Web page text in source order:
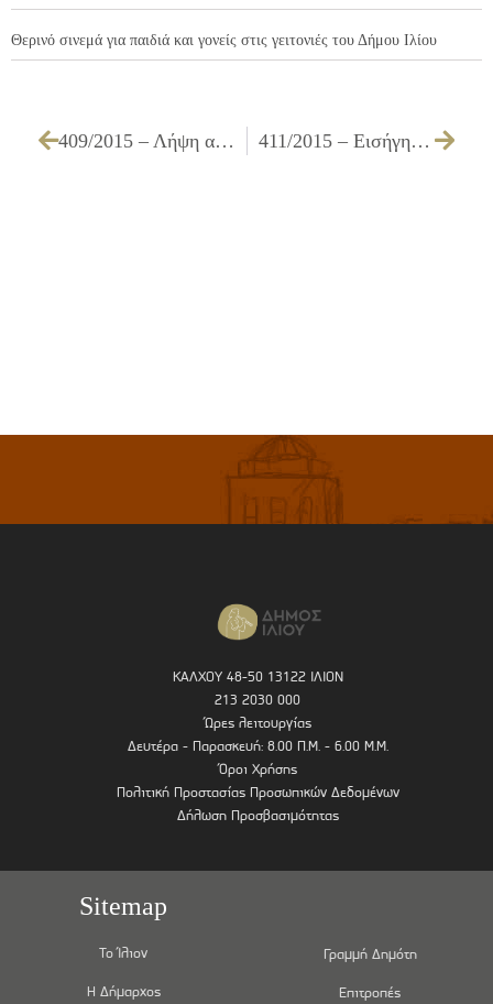
Θερινό σινεμά για παιδιά και γονείς στις γειτονιές του Δήμου Ιλίου
409/2015 – Λήψη απόφασης για την έγκριση πίστωσης και όρων διακήρυξης για τη δημοπράτηση κατασκευής του έργου «ΓΕΝΙΚΗ ΣΥΝΤΗΡΗΣΗ ΣΧΟΛΙΚΩΝ ΚΤΙΡΙΩΝ ΕΡΓ. Δ2/15» 411/2015 – Εισήγηση για την αποδέσμευση ποσού και την έγκριση πίστωσής του
ΚΑΛΧΟΥ 48-50 13122 ΙΛΙΟΝ
213 2030 000
Ώρες λειτουργίας
Δευτέρα - Παρασκευή: 8.00 Π.Μ. - 6.00 Μ.Μ.
Όροι Χρήσης
Πολιτική Προστασίας Προσωπικών Δεδομένων
Δήλωση Προσβασιμότητας
Sitemap
Το Ίλιον
Η Δήμαρχος
Γραμμή Δημότη
Επιτροπές